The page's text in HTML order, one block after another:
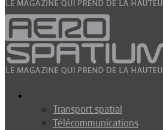
Transport spatial
Télécommunications